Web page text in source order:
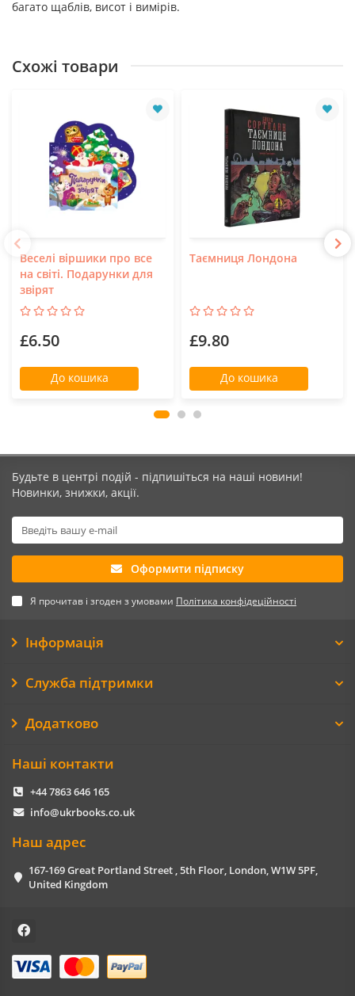
багато щаблів, висот і вимірів.
Схожі товари
Веселі віршики про все
на світі. Подарунки для
звірят
£6.50
До кошика
Таємниця Лондона
£9.80
До кошика
Будьте в центрі подій - підпишіться на наші новини!
Новинки, знижки, акції.
Оформити підписку
Я прочитав і згоден з умовами Політика конфідеційності
Інформація
Служба підтримки
Додатково
Наші контакти
+44 7863 646 165
info@ukrbooks.co.uk
Наш адрес
167-169 Great Portland Street , 5th Floor, London, W1W 5PF,
United Kingdom